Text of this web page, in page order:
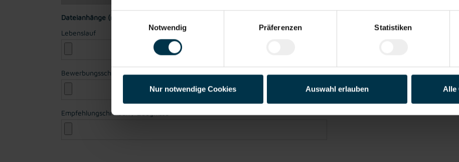
Einwilligungsauswahl
Notwendig
Präferenzen Statistiken
Nur notwendige Cookies Auswahl erlauben Alle
Dateianhänge (max. 30MB gesamt - Bilder, Word oder PDF)
Lebenslauf
Bewerbungsschreiben
Empfehlungschreiben / Zeugnisse
Datei 5